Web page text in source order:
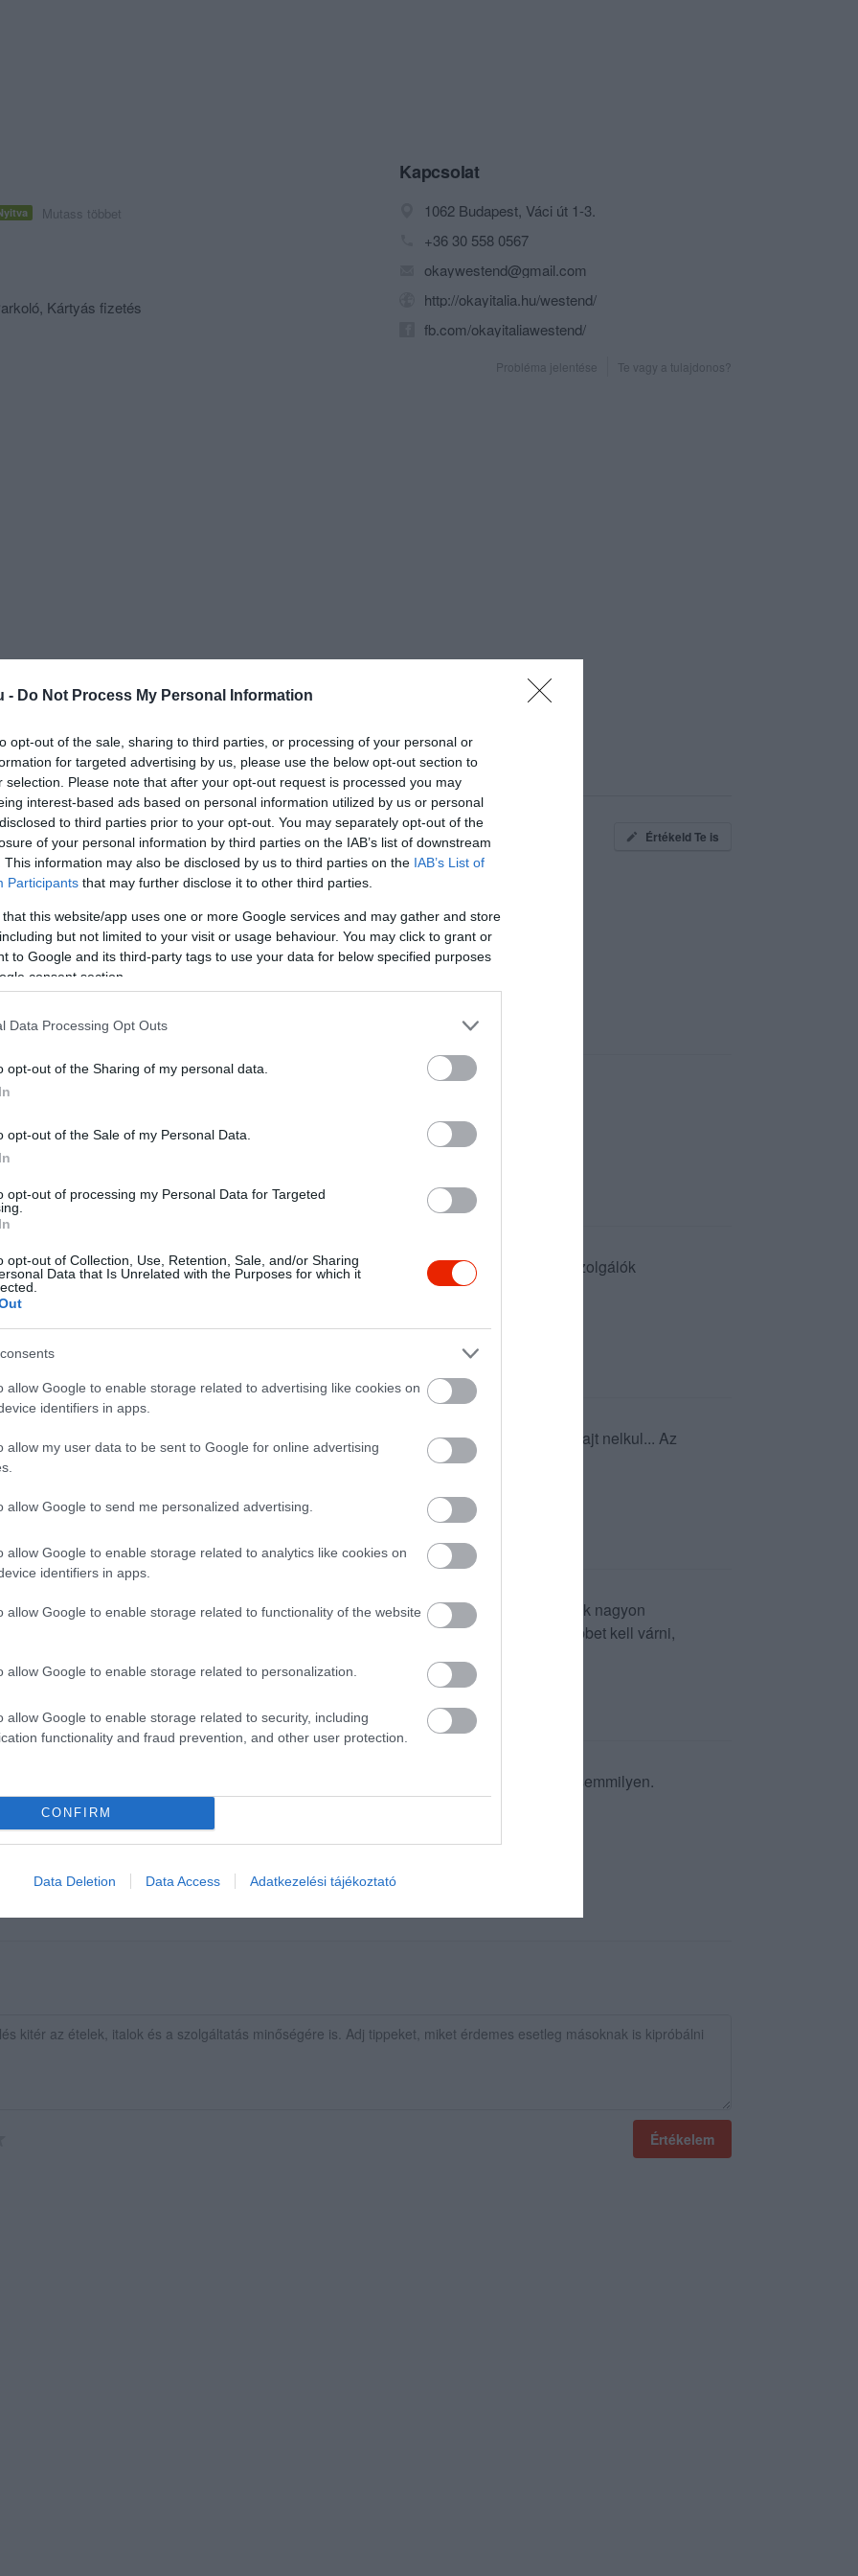
- Do Not Process My Personal Information
opt-out of the sale, sharing to third parties, or processing of your personal or
for targeted advertising by us, please use the below opt-out section to
selection. Please note that after your opt-out request is processed you may
interest-based ads based on personal information utilized by us or personal
to third parties prior to your opt-out. You may separately opt-out of the
of your personal information by third parties on the IAB’s list of downstream
This information may also be disclosed by us to third parties on the IAB’s List of
Participants that may further disclose it to other third parties.
that this website/app uses one or more Google services and may gather and store
but not limited to your visit or usage behaviour. You may click to grant or
to Google and its third-party tags to use your data for below specified purposes
consent section.
Data Processing Opt Outs
opt-out of the Sharing of my personal data.
opt-out of the Sale of my Personal Data.
opt-out of processing my Personal Data for Targeted
opt-out of Collection, Use, Retention, Sale, and/or Sharing
Data that Is Unrelated with the Purposes for which it
allow Google to enable storage related to advertising like cookies on
identifiers in apps.
allow my user data to be sent to Google for online advertising
allow Google to send me personalized advertising.
allow Google to enable storage related to analytics like cookies on
identifiers in apps.
allow Google to enable storage related to functionality of the website
allow Google to enable storage related to personalization.
allow Google to enable storage related to security, including
functionality and fraud prevention, and other user protection.
CONFIRM
Data Deletion Data Access Adatkezelési tájékoztató
Mutass többet
Kártyás fizetés
Kapcsolat
1062 Budapest, Váci út 1-3.
+36 30 558 0567
okaywestend@gmail.com
http://okayitalia.hu/westend/
fb.com/okayitaliawestend/
Probléma jelentése Te vagy a tulajdonos?
Értékeld Te is
szuper volt minden, kedves volt a személyzet is.
tértünk be az étterembe és abszolút elégedettek voltunk. A hely kellemes, a kiszolgálók
az ételek pedig nagyon-nagyon finomak voltak.
a kiszolgalas bar a Margareta pizza kar hogy egy 30cm szaraz paradicsomos lap sajt nelkul... Az
jobb volt a konyha. :(
vendégek vagyunk. A felszolgálók kedvesek, segítőkészekk, udvariasnak. Az ételek nagyon
adagok. A választék nagy, a hely barátságos, hangulatos. Ha sok a vendég akkor többet kell várni,
az étel elhanyagolható, ízetlen, díszités nélküli. A leves hideg volt, a rizottó semmilyen.
Értékelem